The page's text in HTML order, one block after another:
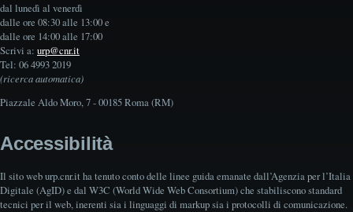
dal lunedì al venerdì
dalle ore 08:30 alle 13:00 e
dalle ore 14:00 alle 17:00
Scrivi a: urp@cnr.it
Tel: 06 4993 2019
(ricerca automatica)
Piazzale Aldo Moro, 7 - 00185 Roma (RM)
Accessibilità
Il sito web urp.cnr.it ha tenuto conto delle linee guida emanate dall’Agenzia per l’Italia
Digitale (AgID) e dal W3C (World Wide Web Consortium) che stabiliscono standard
tecnici per il web, inerenti sia i linguaggi di markup sia i protocolli di comunicazione.